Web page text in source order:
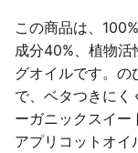
この商品は、
成分40%、植物
グオイルです。の
で、ベタつきにく
ーガニックスイー
アプリコットオイ